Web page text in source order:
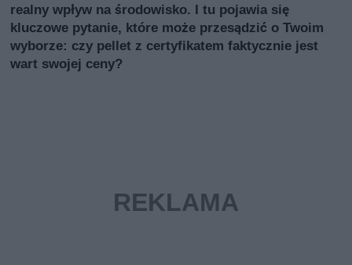
realny wpływ na środowisko. I tu pojawia się
kluczowe pytanie, które może przesądzić o Twoim
wyborze: czy pellet z certyfikatem faktycznie jest
wart swojej ceny?